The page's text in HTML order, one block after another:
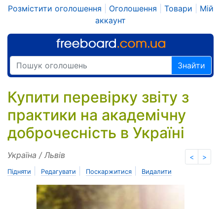
Розмістити оголошення Оголошення Товари
Мій
аккаунт
Знайти
Купити перевірку звіту з
практики на академічну
доброчесність в Україні
< >
Україна / Львів
Підняти Редагувати Поскаржитися Видалити